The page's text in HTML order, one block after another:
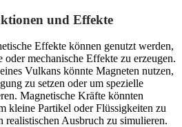
und Effekte
Effekte können genutzt werden,
oder mechanische Effekte zu erzeugen.
Vulkans könnte Magneten nutzen,
zu setzen oder um spezielle
Magnetische Kräfte könnten
kleine Partikel oder Flüssigkeiten zu
realistischen Ausbruch zu simulieren.